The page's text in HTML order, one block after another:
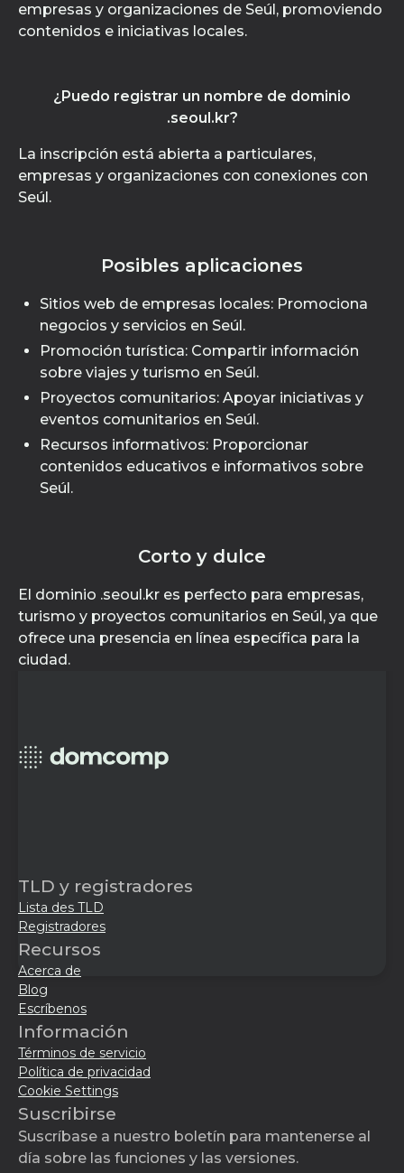
empresas y organizaciones de Seúl, promoviendo
contenidos e iniciativas locales.
¿Puedo registrar un nombre de dominio
.seoul.kr?
La inscripción está abierta a particulares,
empresas y organizaciones con conexiones con
Seúl.
Posibles aplicaciones
Sitios web de empresas locales: Promociona
negocios y servicios en Seúl.
Promoción turística: Compartir información
sobre viajes y turismo en Seúl.
Proyectos comunitarios: Apoyar iniciativas y
eventos comunitarios en Seúl.
Recursos informativos: Proporcionar
contenidos educativos e informativos sobre
Seúl.
Corto y dulce
El dominio .seoul.kr es perfecto para empresas,
turismo y proyectos comunitarios en Seúl, ya que
ofrece una presencia en línea específica para la
ciudad.
TLD y registradores
Lista des TLD
Registradores
Recursos
Acerca de
Blog
Escríbenos
Información
Términos de servicio
Política de privacidad
Cookie Settings
Suscribirse
Suscríbase a nuestro boletín para mantenerse al
día sobre las funciones y las versiones.